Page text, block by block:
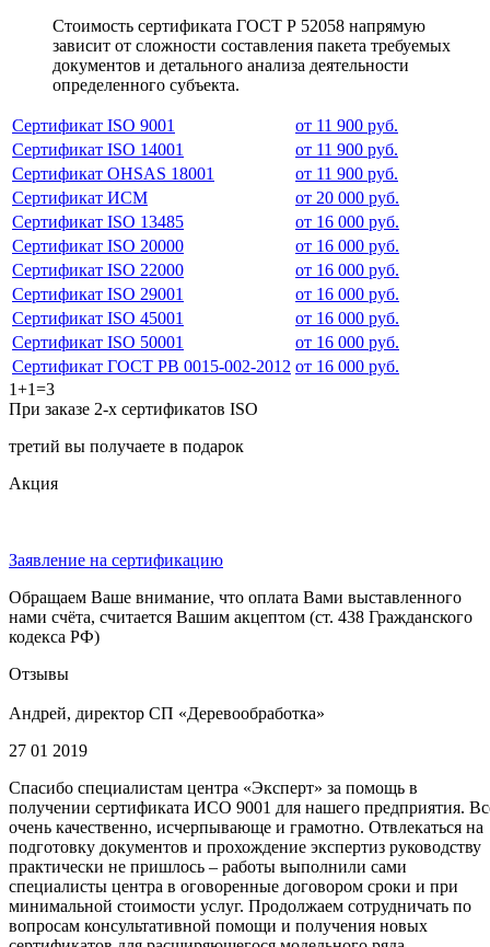
Стоимость сертификата ГОСТ Р 52058 напрямую
зависит от сложности составления пакета требуемых
документов и детального анализа деятельности
определенного субъекта.
Сертификат ISO 9001
от 11 900 руб.
Сертификат ISO 14001
от 11 900 руб.
Сертификат OHSAS 18001
от 11 900 руб.
Сертификат ИСМ
от 20 000 руб.
Сертификат ISO 13485
от 16 000 руб.
Сертификат ISO 20000
от 16 000 руб.
Сертификат ISO 22000
от 16 000 руб.
Сертификат ISO 29001
от 16 000 руб.
Сертификат ISO 45001
от 16 000 руб.
Сертификат ISO 50001
от 16 000 руб.
Сертификат ГОСТ РВ 0015-002-2012 от 16 000 руб.
1+1=3
При заказе 2-х сертификатов ISO
третий вы получаете в подарок
Акция
Заявление на сертификацию
Обращаем Ваше внимание, что оплата Вами выставленного
нами счёта, считается Вашим акцептом (ст. 438 Гражданского
кодекса РФ)
Отзывы
Андрей, директор СП «Деревообработка»
27 01 2019
Спасибо специалистам центра «Эксперт» за помощь в
получении сертификата ИСО 9001 для нашего предприятия.
очень качественно, исчерпывающе и грамотно. Отвлекаться на
подготовку документов и прохождение экспертиз руководству
практически не пришлось – работы выполнили сами
специалисты центра в оговоренные договором сроки и при
минимальной стоимости услуг. Продолжаем сотрудничать по
вопросам консультативной помощи и получения новых